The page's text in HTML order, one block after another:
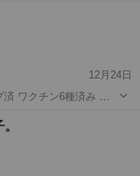
12月24日
御遠慮ください🙇‍♀️ 大